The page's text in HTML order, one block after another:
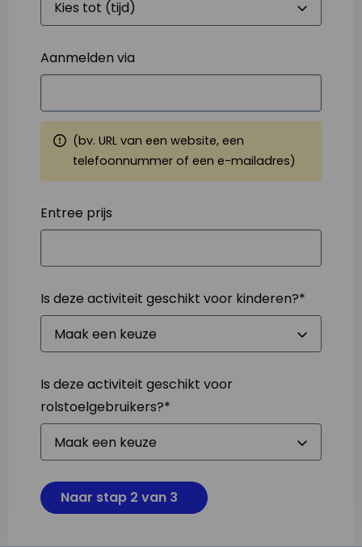
Aanmelden via
(bv. URL van een website, een
telefoonnummer of een e-mailadres)
Entree prijs
Is deze activiteit geschikt voor kinderen?*
Is deze activiteit geschikt voor
rolstoelgebruikers?*